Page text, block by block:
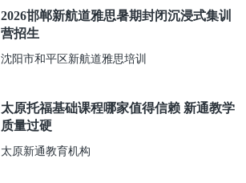
2026邯郸新航道雅思暑期封闭沉浸式集训
营招生
沈阳市和平区新航道雅思培训
太原托福基础课程哪家值得信赖 新通教学
质量过硬
太原新通教育机构